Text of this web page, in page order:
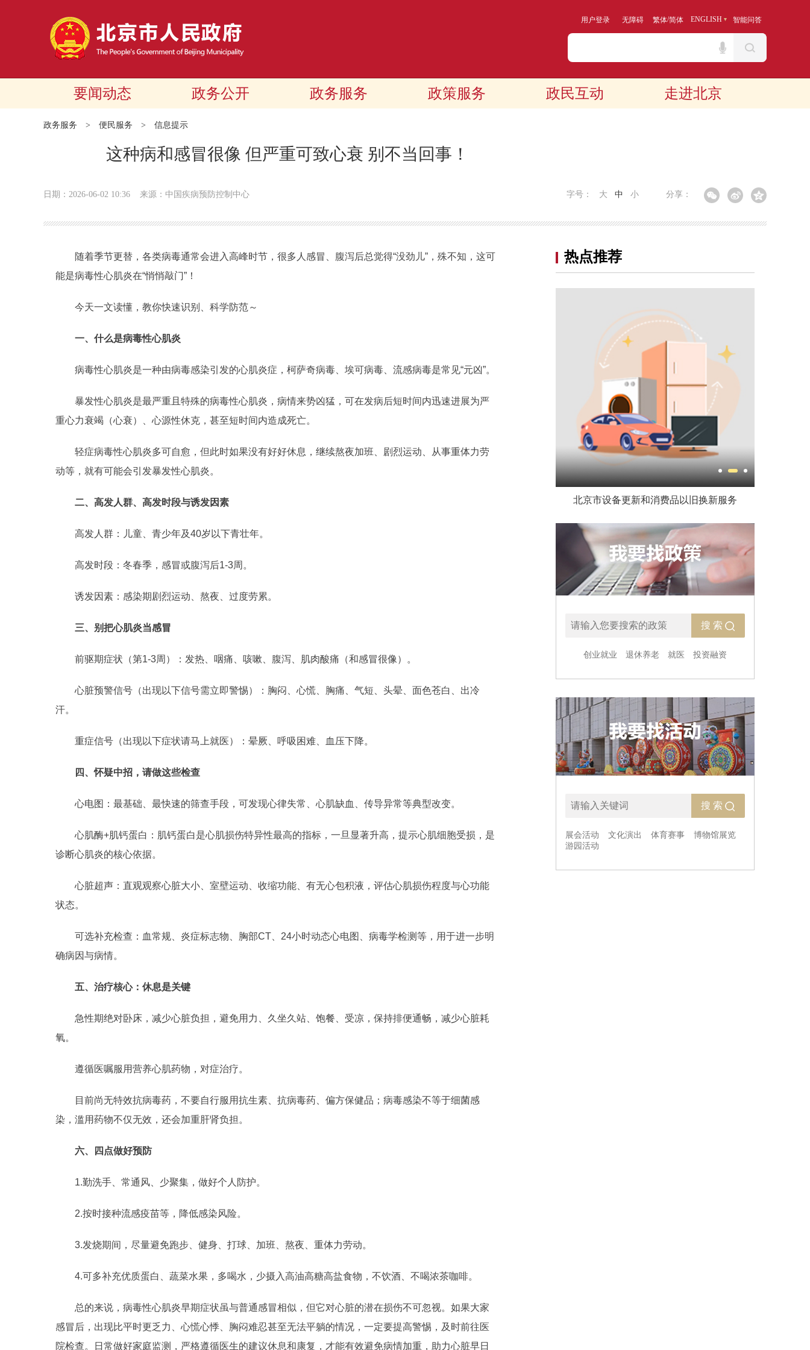
用户登录 无障碍 繁体/简体 ENGLISH 智能问答
要闻动态 政务公开 政务服务 政策服务 政民互动 走进北京
政务服务 > 便民服务 > 信息提示
这种病和感冒很像 但严重可致心衰 别不当回事！
日期：2026-06-02 10:36 来源：中国疾病预防控制中心 分享：
字号： 大 中 小
随着季节更替，各类病毒通常会进入高峰时节，很多人感冒、腹泻后总觉得“没劲儿”，殊不知，这可
能是病毒性心肌炎在“悄悄敲门”！
今天一文读懂，教你快速识别、科学防范～
一、什么是病毒性心肌炎
病毒性心肌炎是一种由病毒感染引发的心肌炎症，柯萨奇病毒、埃可病毒、流感病毒是常见“元凶”。
暴发性心肌炎是最严重且特殊的病毒性心肌炎，病情来势凶猛，可在发病后短时间内迅速进展为严
重心力衰竭（心衰）、心源性休克，甚至短时间内造成死亡。
轻症病毒性心肌炎多可自愈，但此时如果没有好好休息，继续熬夜加班、剧烈运动、从事重体力劳
动等，就有可能会引发暴发性心肌炎。
二、高发人群、 高发时段与诱发因素
高发人群：儿童、青少年及40岁以下青壮年。
高发时段：冬春季，感冒或腹泻后1-3周。
诱发因素：感染期剧烈运动、熬夜、过度劳累。
三、别把心肌炎当感冒
前驱期症状（第1-3周）：发热、咽痛、咳嗽、腹泻、肌肉酸痛（和感冒很像）。
心脏预警信号（出现以下信号需立即警惕）：胸闷、心慌、胸痛、气短、头晕、面色苍白、出冷
汗。
重症信号（出现以下症状请马上就医）：晕厥、呼吸困难、血压下降。
四、怀疑中招，请做这些检查
心电图：最基础、最快速的筛查手段，可发现心律失常、心肌缺血、传导异常等典型改变。
心肌酶+肌钙蛋白：肌钙蛋白是心肌损伤特异性最高的指标，一旦显著升高，提示心肌细胞受损，是
诊断心肌炎的核心依据。
心脏超声：直观观察心脏大小、室壁运动、收缩功能、有无心包积液，评估心肌损伤程度与心功能
状态。
可选补充检查：血常规、炎症标志物、胸部CT、24小时动态心电图、病毒学检测等，用于进一步明
确病因与病情。
五、治疗核心：休息是关键
急性期绝对卧床，减少心脏负担，避免用力、久坐久站、饱餐、受凉，保持排便通畅，减少心脏耗
氧。
遵循医嘱服用营养心肌药物，对症治疗。
目前尚无特效抗病毒药，不要自行服用抗生素、抗病毒药、偏方保健品；病毒感染不等于细菌感
染，滥用药物不仅无效，还会加重肝肾负担。
六、四点做好预防
1.勤洗手、常通风、少聚集，做好个人防护。
2.按时接种流感疫苗等，降低感染风险。
3.发烧期间，尽量避免跑步、健身、打球、加班、熬夜、重体力劳动。
4.可多补充优质蛋白、蔬菜水果，多喝水，少摄入高油高糖高盐食物，不饮酒、不喝浓茶咖啡。
总的来说，病毒性心肌炎早期症状虽与普通感冒相似，但它对心脏的潜在损伤不可忽视。如果大家
感冒后，出现比平时更乏力、心慌心悸、胸闷难忍甚至无法平躺的情况，一定要提高警惕，及时前往医
院检查。日常做好家庭监测，严格遵循医生的建议休息和康复，才能有效避免病情加重，助力心脏早日
热点推荐